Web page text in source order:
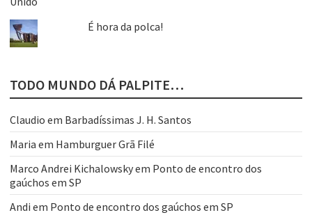
É hora da polca!
TODO MUNDO DÁ PALPITE…
Claudio em Barbadíssimas J. H. Santos
Maria em Hamburguer Grã Filé
Marco Andrei Kichalowskyem Ponto de encontro dos
gaúchos em SP
Andi em Ponto de encontro dos gaúchos em SP